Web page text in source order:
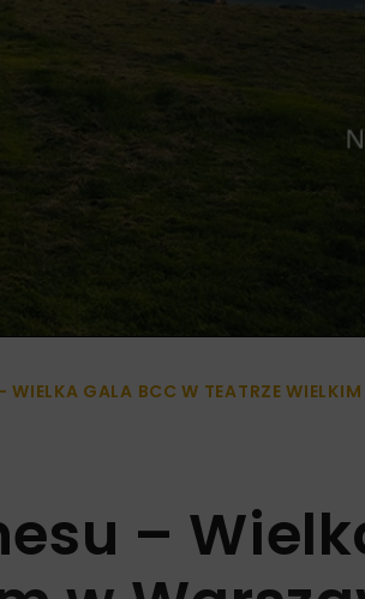
WIELKA GALA BCC W TEATRZE
–